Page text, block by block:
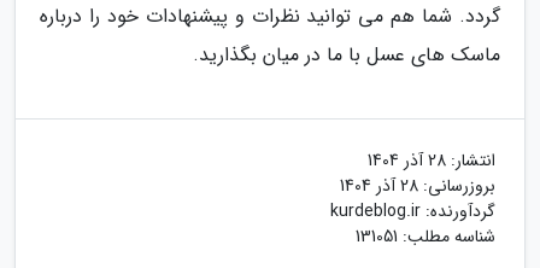
گردد. شما هم می توانید نظرات و پیشنهادات خود را درباره
ماسک های عسل با ما در میان بگذارید.
انتشار: 28 آذر 1404
بروزرسانی: 28 آذر 1404
گردآورنده: kurdeblog.ir
شناسه مطلب: 131051